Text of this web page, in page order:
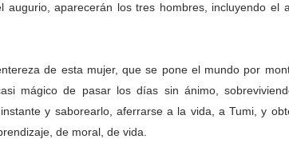
augurio, aparecerán los tres hombres, incluyendo el
de esta mujer, que se pone el mundo por
mágico de pasar los días sin ánimo,
y saborearlo, aferrarse a la vida, a Tumi, y
de moral, de vida.